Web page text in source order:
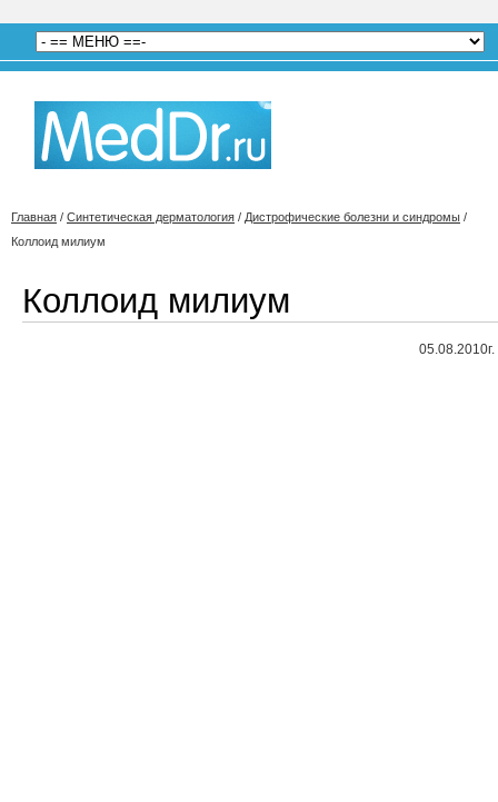
Главная / Синтетическая дерматология / Дистрофические болезни и синдромы /
Коллоид милиум
Коллоид милиум
05.08.2010г.